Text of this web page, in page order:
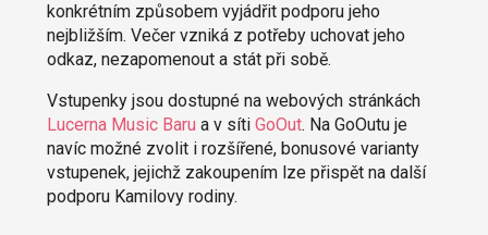
konkrétním způsobem vyjádřit podporu jeho
nejbližším. Večer vzniká z potřeby uchovat jeho
odkaz, nezapomenout a stát při sobě.
Vstupenky jsou dostupné na webových stránkách
Lucerna Music Baru a v síti GoOut. Na GoOutu je
navíc možné zvolit i rozšířené, bonusové varianty
vstupenek, jejichž zakoupením lze přispět na další
podporu Kamilovy rodiny.